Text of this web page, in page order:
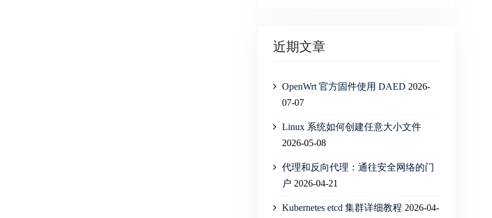
近期文章
OpenWrt 官方固件使用 DAED 2026-
07-07
Linux 系统如何创建任意大小文件
2026-05-08
代理和反向代理：通往安全网络的门
户 2026-04-21
Kubernetes etcd 集群详细教程 2026-04-